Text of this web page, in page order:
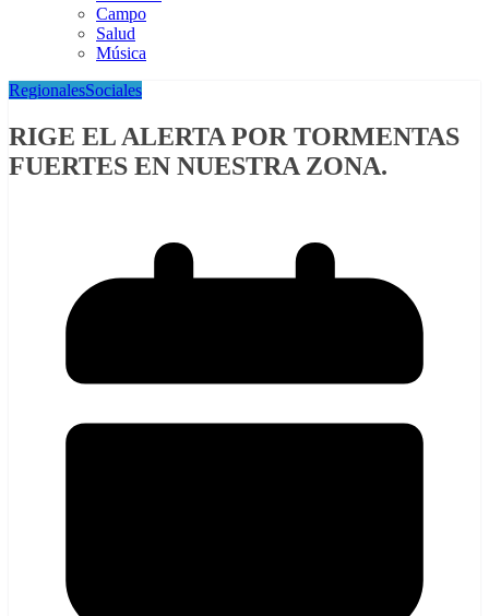
Campo
Salud
Música
RegionalesSociales
RIGE EL ALERTA POR TORMENTAS
FUERTES EN NUESTRA ZONA.